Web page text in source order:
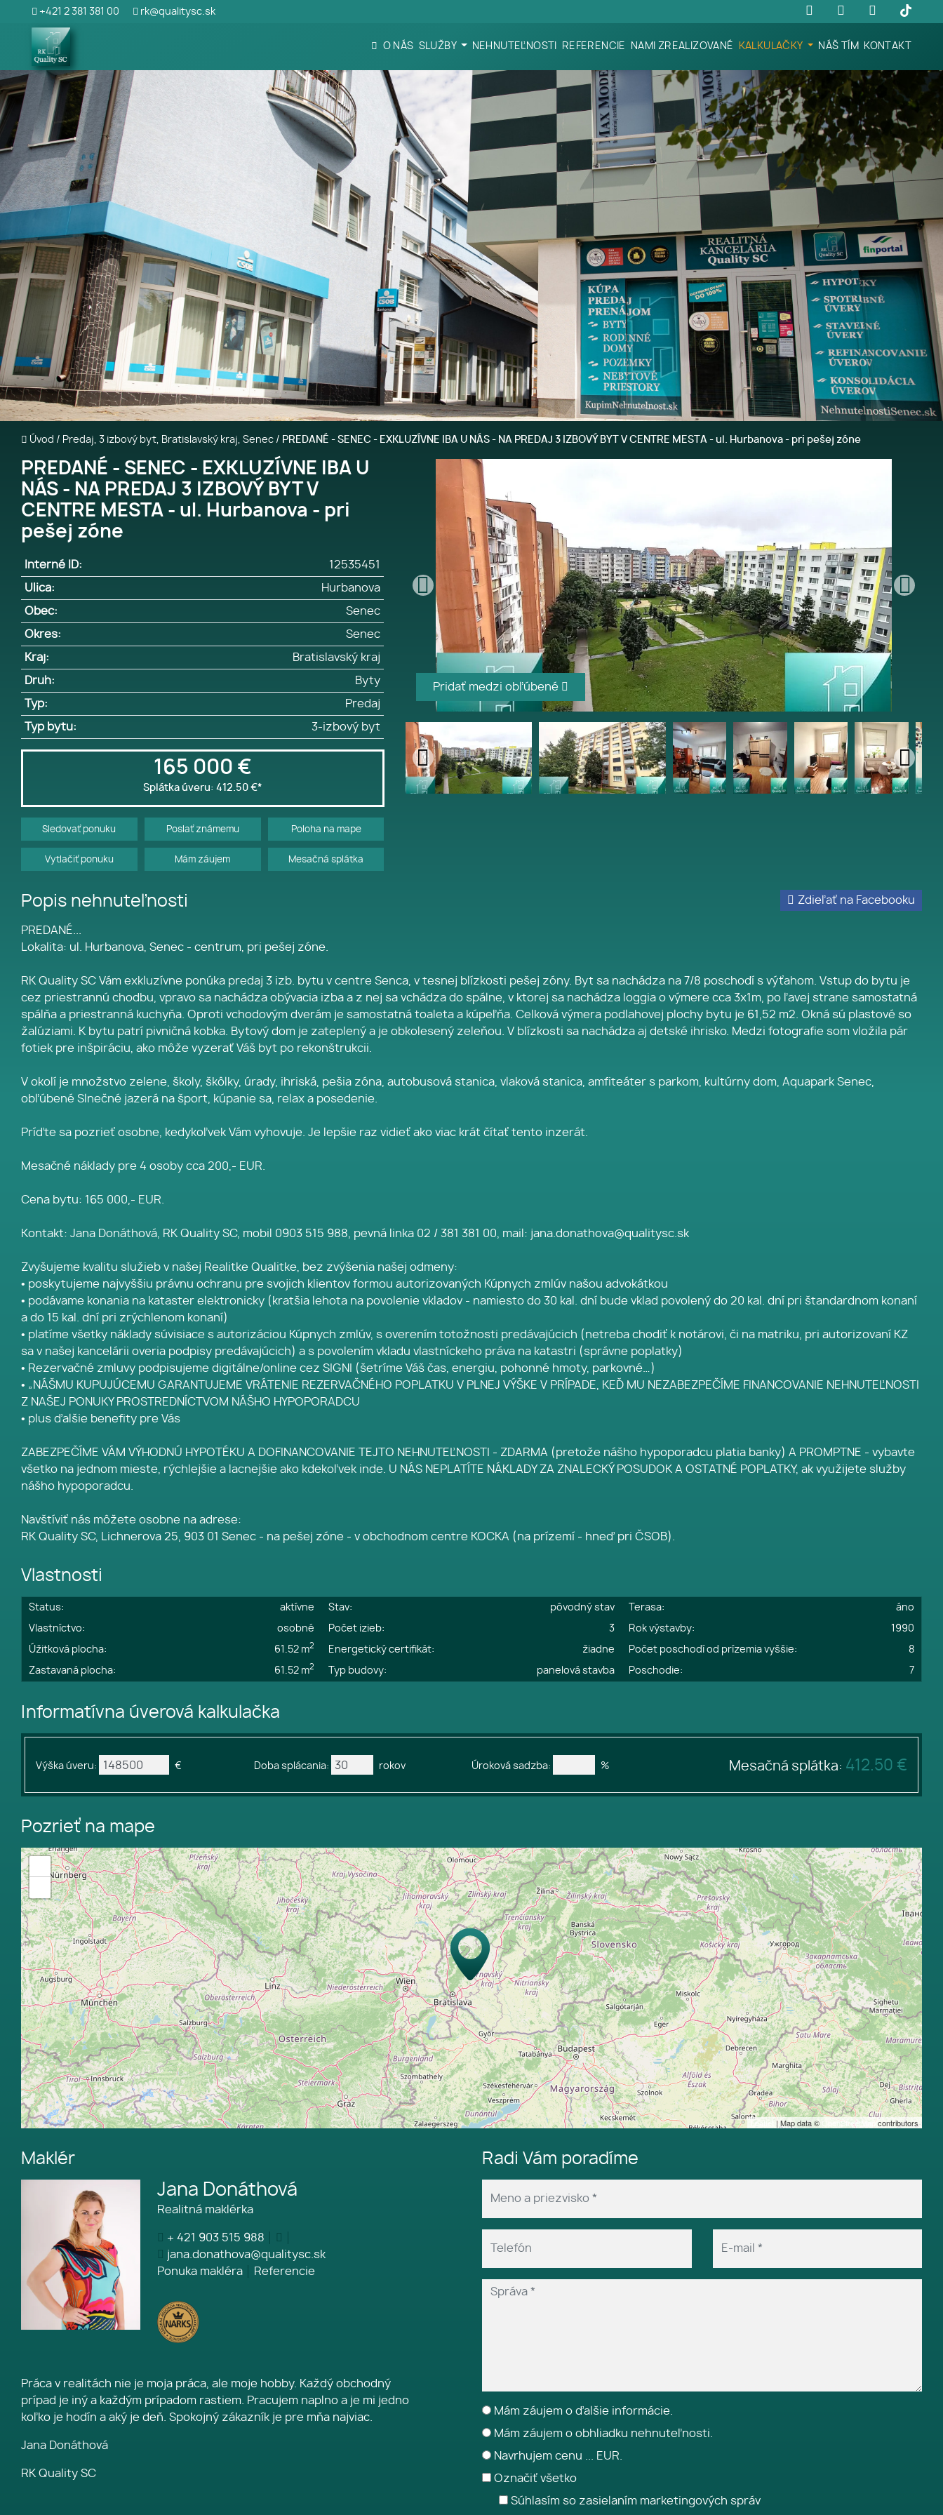
+421 2 381 381 00 rk@qualitysc.sk
O NÁS SLUŽBY NEHNUTEĽNOSTI REFERENCIE NAMI ZREALIZOVANÉ KALKULAČKY NÁŠ TÍM KONTAKT
Úvod / Predaj, 3 izbový byt, Bratislavský kraj, Senec / PREDANÉ - SENEC - EXKLUZÍVNE IBA U NÁS - NA PREDAJ 3 IZBOVÝ BYT V CENTRE MESTA - ul. Hurbanova - pri pešej zóne
PREDANÉ - SENEC - EXKLUZÍVNE IBA U
NÁS - NA PREDAJ 3 IZBOVÝ BYT V
CENTRE MESTA - ul. Hurbanova - pri
pešej zóne
Interné ID: 12535451
Ulica: Hurbanova
Obec: Senec
Okres: Senec
Kraj: Bratislavský kraj
Druh: Byty
Typ: Predaj
Typ bytu: 3-izbový byt
165 000 €
Splátka úveru: 412.50 €*
Sledovať ponuku Poslať známemu Poloha na mape
Vytlačiť ponuku Mám záujem Mesačná splátka
Pridať medzi obľúbené
Popis nehnuteľnosti Zdieľať na Facebooku
PREDANÉ...
Lokalita: ul. Hurbanova, Senec - centrum, pri pešej zóne.
RK Quality SC Vám exkluzívne ponúka predaj 3 izb. bytu v centre Senca, v tesnej blízkosti pešej zóny. Byt sa nachádza na 7/8 poschodí s výťahom. Vstup do bytu je
cez priestrannú chodbu, vpravo sa nachádza obývacia izba a z nej sa vchádza do spálne, v ktorej sa nachádza loggia o výmere cca 3x1m, po ľavej strane samostatná
spálňa a priestranná kuchyňa. Oproti vchodovým dverám je samostatná toaleta a kúpeľňa. Celková výmera podlahovej plochy bytu je 61,52 m2. Okná sú plastové so
žalúziami. K bytu patrí pivničná kobka. Bytový dom je zateplený a je obkolesený zeleňou. V blízkosti sa nachádza aj detské ihrisko. Medzi fotografie som vložila pár
fotiek pre inšpiráciu, ako môže vyzerať Váš byt po rekonštrukcii.
V okolí je množstvo zelene, školy, škôlky, úrady, ihriská, pešia zóna, autobusová stanica, vlaková stanica, amfiteáter s parkom, kultúrny dom, Aquapark Senec,
obľúbené Slnečné jazerá na šport, kúpanie sa, relax a posedenie.
Príďte sa pozrieť osobne, kedykoľvek Vám vyhovuje. Je lepšie raz vidieť ako viac krát čítať tento inzerát.
Mesačné náklady pre 4 osoby cca 200,- EUR.
Cena bytu: 165 000,- EUR.
Kontakt: Jana Donáthová, RK Quality SC, mobil 0903 515 988, pevná linka 02 / 381 381 00, mail: jana.donathova@qualitysc.sk
Zvyšujeme kvalitu služieb v našej Realitke Qualitke, bez zvýšenia našej odmeny:
• poskytujeme najvyššiu právnu ochranu pre svojich klientov formou autorizovaných Kúpnych zmlúv našou advokátkou
• podávame konania na kataster elektronicky (kratšia lehota na povolenie vkladov - namiesto do 30 kal. dní bude vklad povolený do 20 kal. dní pri štandardnom konaní
a do 15 kal. dní pri zrýchlenom konaní)
• platíme všetky náklady súvisiace s autorizáciou Kúpnych zmlúv, s overením totožnosti predávajúcich (netreba chodiť k notárovi, či na matriku, pri autorizovaní KZ
sa v našej kancelárii overia podpisy predávajúcich) a s povolením vkladu vlastníckeho práva na katastri (správne poplatky)
• Rezervačné zmluvy podpisujeme digitálne/online cez SIGNI (šetríme Váš čas, energiu, pohonné hmoty, parkovné…)
• „NÁŠMU KUPUJÚCEMU GARANTUJEME VRÁTENIE REZERVAČNÉHO POPLATKU V PLNEJ VÝŠKE V PRÍPADE, KEĎ MU NEZABEZPEČÍME FINANCOVANIE NEHNUTEĽNOSTI
Z NAŠEJ PONUKY PROSTREDNÍCTVOM NÁŠHO HYPOPORADCU
• plus ďalšie benefity pre Vás
ZABEZPEČÍME VÁM VÝHODNÚ HYPOTÉKU A DOFINANCOVANIE TEJTO NEHNUTEĽNOSTI - ZDARMA (pretože nášho hypoporadcu platia banky) A PROMPTNE - vybavte
všetko na jednom mieste, rýchlejšie a lacnejšie ako kdekoľvek inde. U NÁS NEPLATÍTE NÁKLADY ZA ZNALECKÝ POSUDOK A OSTATNÉ POPLATKY, ak využijete služby
nášho hypoporadcu.
Navštíviť nás môžete osobne na adrese:
RK Quality SC, Lichnerova 25, 903 01 Senec - na pešej zóne - v obchodnom centre KOCKA (na prízemí - hneď pri ČSOB).
Vlastnosti
Status:
aktívne
Vlastníctvo:
osobné
Úžitková plocha:
61.52 m2
Zastavaná plocha: 61.52 m2
Stav:
pôvodný stav
Počet izieb:
3
Energetický certifikát:
žiadne
Typ budovy:
panelová stavba
Terasa:
áno
Rok výstavby:
1990
Počet poschodí od prízemia vyššie:
8
Poschodie:
7
Informatívna úverová kalkulačka
Výška úveru: € Doba splácania: rokov Úroková sadzba: % Mesačná splátka: 412.50 €
Pozrieť na mape
Leaflet | Map data © OpenStreetMap contributors
Maklér
Jana Donáthová
Realitná maklérka
+ 421 903 515 988
jana.donathova@qualitysc.sk
Ponuka makléra
Referencie
Práca v realitách nie je moja práca, ale moje hobby. Každý obchodný
prípad je iný a každým prípadom rastiem. Pracujem naplno a je mi jedno
koľko je hodín a aký je deň. Spokojný zákazník je pre mňa najviac.
Jana Donáthová
RK Quality SC
Radi Vám poradíme
Mám záujem o ďalšie informácie.
Mám záujem o obhliadku nehnuteľnosti.
Navrhujem cenu ... EUR.
Označiť všetko
Súhlasím so zasielaním marketingových správ